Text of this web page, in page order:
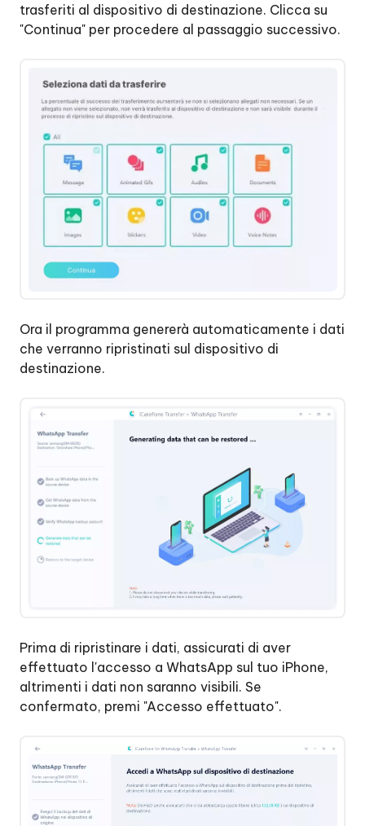
trasferiti al dispositivo di destinazione. Clicca su
"Continua" per procedere al passaggio successivo.
Ora il programma genererà automaticamente i dati
che verranno ripristinati sul dispositivo di
destinazione.
Prima di ripristinare i dati, assicurati di aver
effettuato l'accesso a WhatsApp sul tuo iPhone,
altrimenti i dati non saranno visibili. Se
confermato, premi "Accesso effettuato".